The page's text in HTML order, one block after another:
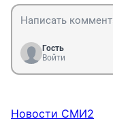
Гость
Войти
Новости СМИ2